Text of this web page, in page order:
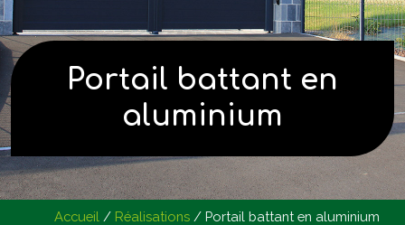
Portail battant en
aluminium
Accueil / Réalisations / Portail battant en aluminium